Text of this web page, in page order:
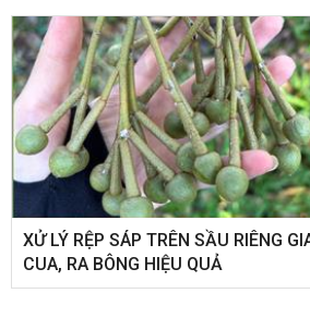
XỬ LÝ RỆP SÁP TRÊN SẦU RIÊNG
CUA, RA BÔNG HIỆU QUẢ